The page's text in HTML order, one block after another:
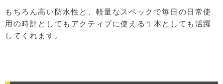
もちろん高い防水性と、軽量なスペックで毎日の日常使
用の時計としてもアクティブに使える１本としても活躍
してくれます。